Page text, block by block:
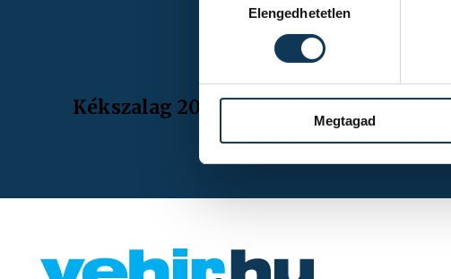
Elengedhetetlen
Megtagad
Kékszalag 2026.